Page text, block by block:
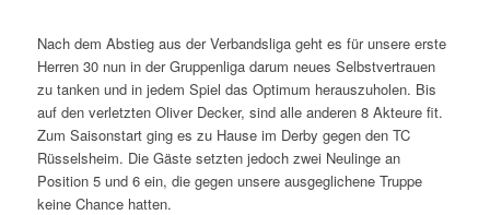
Nach dem Abstieg aus der Verbandsliga geht es für unsere erste
Herren 30 nun in der Gruppenliga darum neues Selbstvertrauen
zu tanken und in jedem Spiel das Optimum herauszuholen. Bis
auf den verletzten Oliver Decker, sind alle anderen 8 Akteure fit.
Zum Saisonstart ging es zu Hause im Derby gegen den TC
Rüsselsheim. Die Gäste setzten jedoch zwei Neulinge an
Position 5 und 6 ein, die gegen unsere ausgeglichene Truppe
keine Chance hatten.